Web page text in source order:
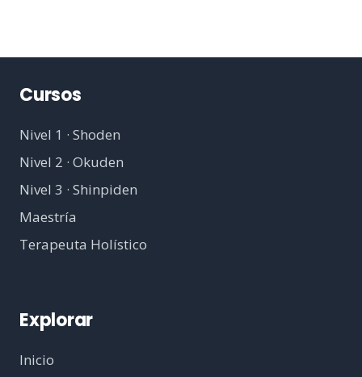
Cursos
Nivel 1 · Shoden
Nivel 2 · Okuden
Nivel 3 · Shinpiden
Maestría
Terapeuta Holístico
Explorar
Inicio